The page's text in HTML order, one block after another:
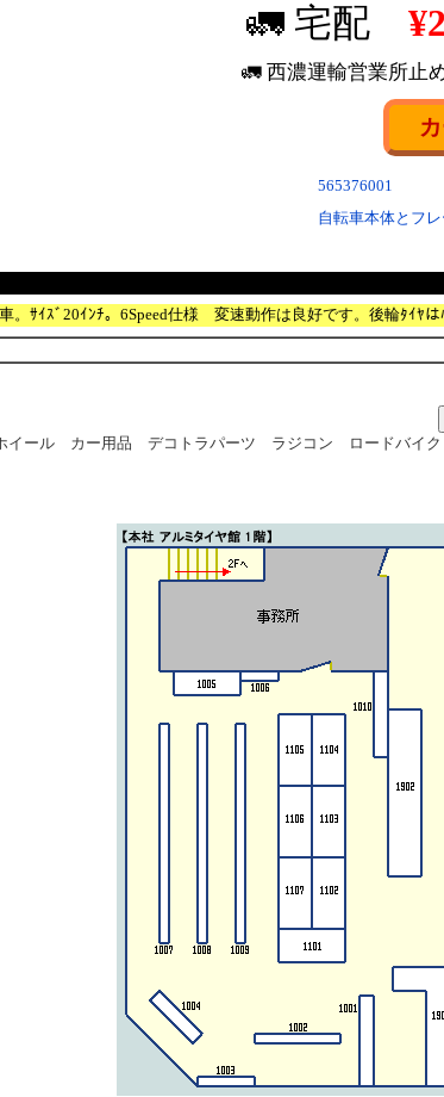
🚛 宅配
🚛 西濃運輸営業所止
565376001
自転車本体とフレ
。ｻｲｽﾞ20ｲﾝﾁ。6Speed仕様 変速動作は良好です。後輪ﾀｲﾔ
イール カー用品 デコトラパーツ ラジコン ロードバイ